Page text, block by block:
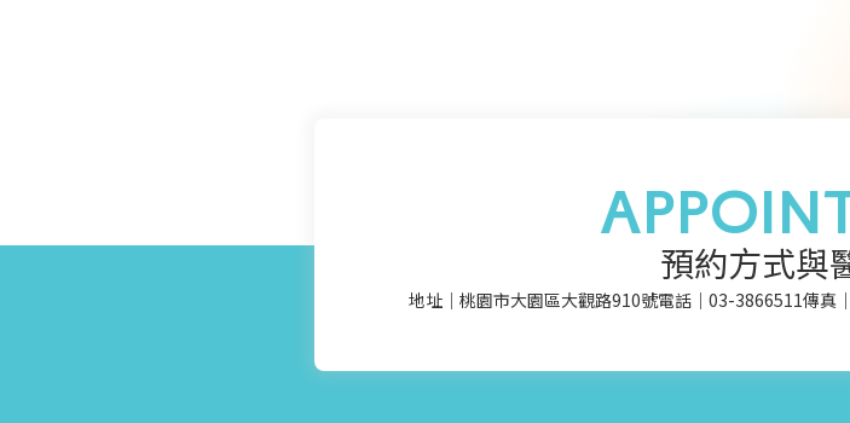
預約方式與
地址｜桃園市大園區大觀路910號電話｜03-3866511傳真